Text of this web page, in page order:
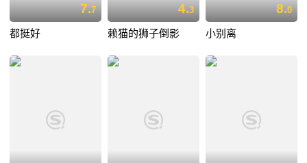
7.7
都挺好
4.3
赖猫的狮子倒影
8.0
小别离